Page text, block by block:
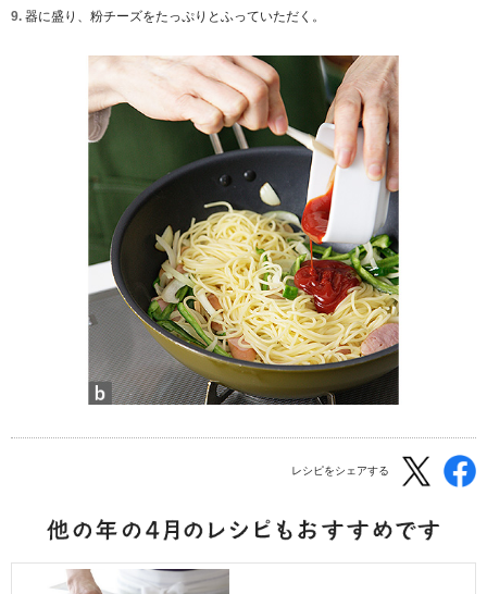
9. 器に盛り、粉チーズをたっぷりとふっていただく。
レシピをシェアする